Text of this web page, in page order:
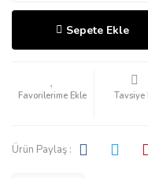
Sepete Ekle
Tavsiye
Ürün Paylaş :